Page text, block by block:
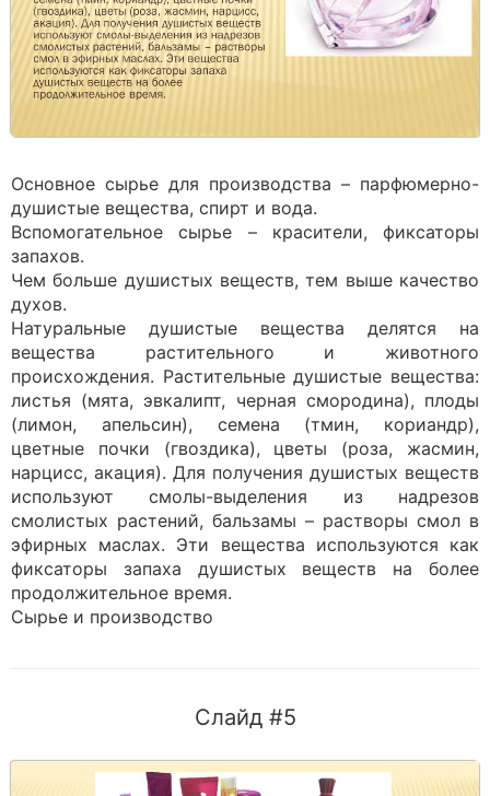
Основное сырье для производства – парфюмерно-
душистые вещества, спирт и вода.
Вспомогательное сырье – красители, фиксаторы
запахов.
Чем больше душистых веществ, тем выше качество
духов.
Натуральные душистые вещества делятся на
вещества растительного и животного
происхождения. Растительные душистые вещества:
листья (мята, эвкалипт, черная смородина), плоды
(лимон, апельсин), семена (тмин, кориандр),
цветные почки (гвоздика), цветы (роза, жасмин,
нарцисс, акация). Для получения душистых веществ
используют смолы-выделения из надрезов
смолистых растений, бальзамы – растворы смол в
эфирных маслах. Эти вещества используются как
фиксаторы запаха душистых веществ на более
продолжительное время.
Сырье и производство
Слайд #5